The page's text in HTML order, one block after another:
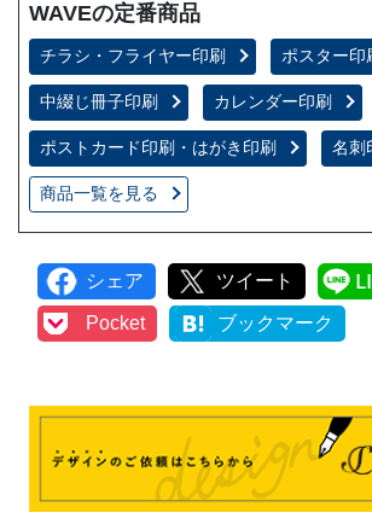
WAVEの定番商品
チラシ・フライヤー印刷 ポスター印
中綴じ冊子印刷 カレンダー印刷
ポストカード印刷・はがき印刷 名刺
商品一覧を見る
シェア ツイート
Pocket ブックマーク